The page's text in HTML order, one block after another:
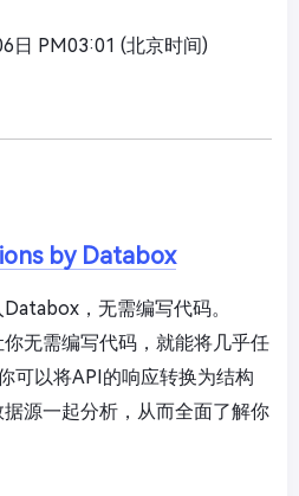
日 PM03:01 (北京时间)
by Databox
，无需编写代码。
你无需编写代码，就能将几乎任
可以将API的响应转换为结构
源一起分析，从而全面了解你